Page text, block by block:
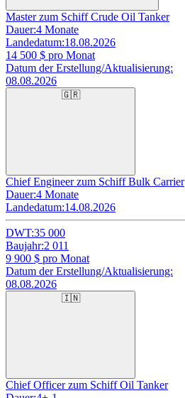
Master zum Schiff Crude Oil Tanker
Dauer:4 Monate
Landedatum:18.08.2026
14 500 $ pro Monat
Datum der Erstellung/Aktualisierung:
08.08.2026
🇬🇷
Chief Engineer zum Schiff Bulk Carrier
Dauer:4 Monate
Landedatum:14.08.2026
DWT:35 000
Baujahr:2 011
9 900 $ pro Monat
Datum der Erstellung/Aktualisierung:
08.08.2026
🇮🇳
Chief Officer zum Schiff Oil Tanker